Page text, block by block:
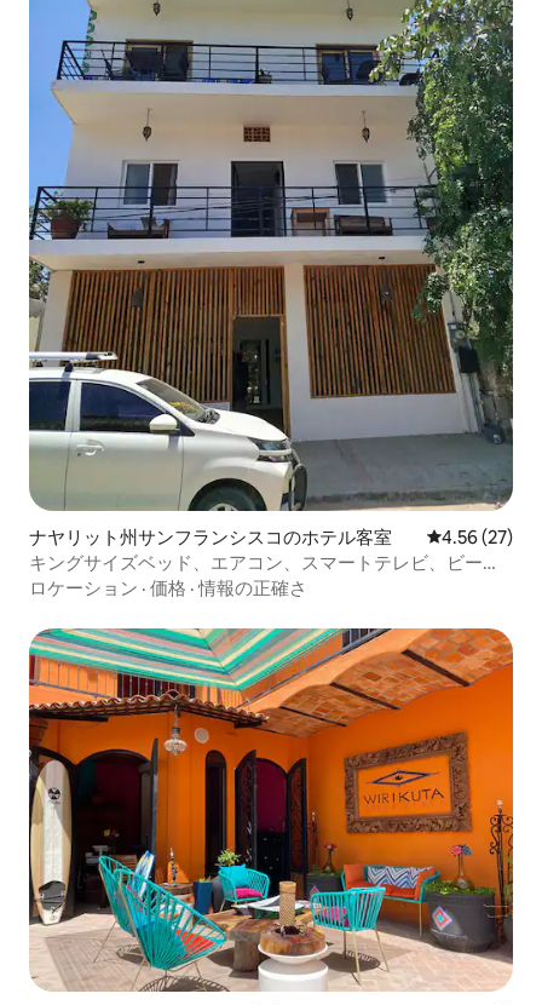
ナヤリット州サンフランシスコのホテル客室 レビュー27
4.56 (27)
キングサイズベッド、エアコン、スマートテレビ、ビーチ
まで半ブロック#3
ロケーション · 価格 ·情報の正確さ